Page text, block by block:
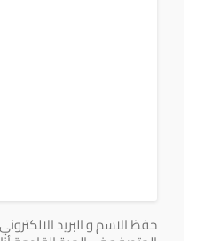
حفظ الاسم و البريد